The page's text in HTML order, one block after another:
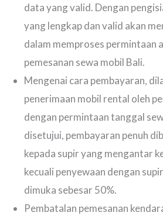
data yang valid. Dengan
yang lengkap dan valid akan
dalam memproses permintaan
pemesanan sewa mobil Bali.
Mengenai cara pembayaran,
penerimaan mobil rental oleh
dengan permintaan tanggal
disetujui, pembayaran penuh
kepada supir yang mengantar
kecuali penyewaan dengan
dimuka sebesar 50%.
Pembatalan pemesanan